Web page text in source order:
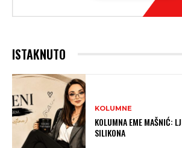
ISTAKNUTO
KOLUMNE
KOLUMNA EME MAŠNIĆ:
SILIKONA